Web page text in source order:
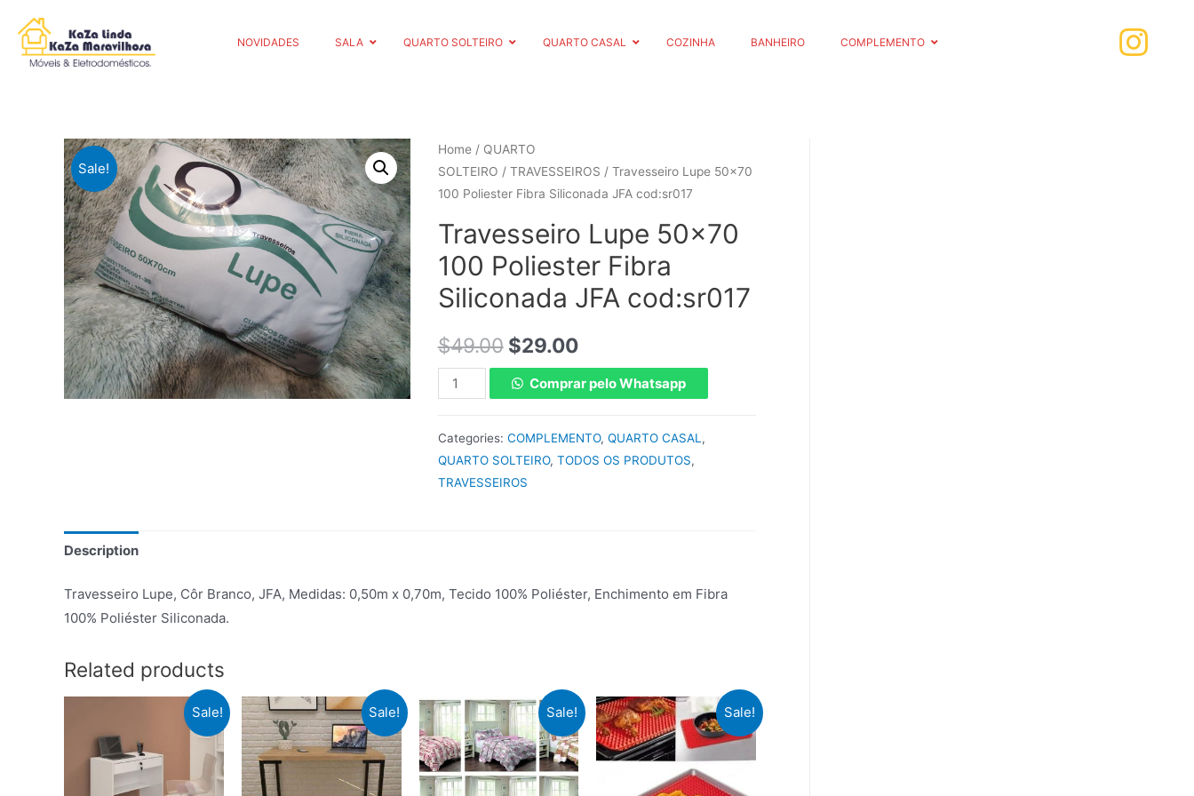
NOVIDADES SALA QUARTO SOLTEIRO QUARTO CASAL COZINHA BANHEIRO COMPLEMENTO
Sale!
Home/ QUARTO
SOLTEIRO / TRAVESSEIROS / Travesseiro Lupe 50×70
100 Poliester Fibra Siliconada JFA cod:sr017
Travesseiro Lupe 50×70
100 Poliester Fibra
Siliconada JFA cod:sr017
$49.00 $29.00
Comprar pelo Whatsapp
Categories: COMPLEMENTO, QUARTO CASAL,
QUARTO SOLTEIRO, TODOS OS PRODUTOS,
TRAVESSEIROS
Description
Travesseiro Lupe, Côr Branco, JFA, Medidas: 0,50m x 0,70m, Tecido 100% Poliéster, Enchimento em Fibra
100% Poliéster Siliconada.
Related products
Sale! Sale! Sale! Sale!